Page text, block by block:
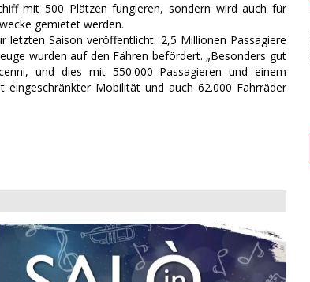
mit 500 Plätzen fungieren, sondern wird auch für
gemietet werden.
letzten Saison veröffentlicht: 2,5 Millionen Passagiere
wurden auf den Fähren befördert. „Besonders gut
und dies mit 550.000 Passagieren und einem
eingeschränkter Mobilität und auch 62.000 Fahrräder